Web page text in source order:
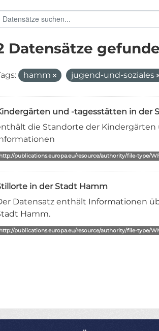
Datensätze
hamm jugend-und-soziales
und -tagesstätten in der
die Standorte der
http://publications.europa.eu/resource/authority/file-type/
in der Stadt Hamm
Datensatz enthält Informationen
Hamm.
http://publications.europa.eu/resource/authority/file-type/